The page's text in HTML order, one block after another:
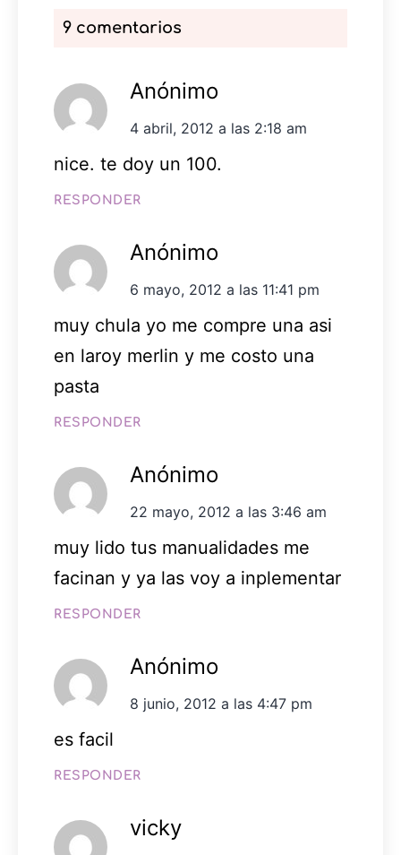
9 comentarios
Anónimo
4 abril, 2012 a las 2:18 am
nice. te doy un 100.
RESPONDER
Anónimo
6 mayo, 2012 a las 11:41 pm
muy chula yo me compre una asi
en laroy merlin y me costo una
pasta
RESPONDER
Anónimo
22 mayo, 2012 a las 3:46 am
muy lido tus manualidades me
facinan y ya las voy a inplementar
RESPONDER
Anónimo
8 junio, 2012 a las 4:47 pm
es facil
RESPONDER
vicky